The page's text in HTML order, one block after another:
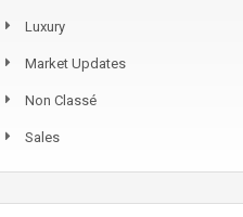
Luxury
Market Updates
Non Classé
Sales